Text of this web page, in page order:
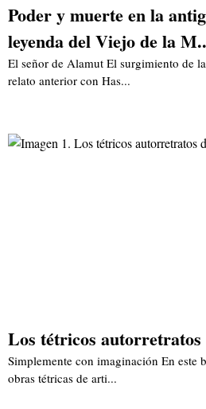
Poder y muerte en la
leyenda del Viejo de la
El señor de Alamut El surgimiento de
relato anterior con Has...
Los tétricos autorretratos
Simplemente con imaginación En este
obras tétricas de arti...